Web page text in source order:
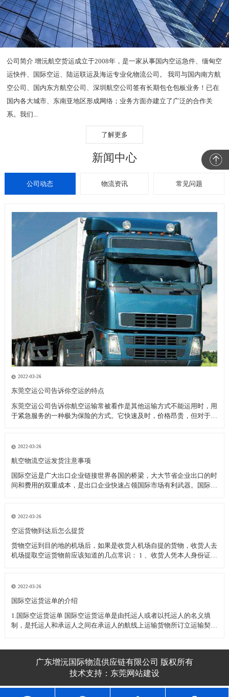
公司简介 增沅航空货运成立于2008年，是一家从事国内空运急件、缅甸空
运快件、国际空运、陆运联运及海运专业化物流公司。 我司与国内南方航
空公司、国内东方航空公司、深圳航空公司签有长期包仓包板业务！已在
国内各大城市、东南亚地区形成网络；业务方面亦建立了广泛的合作关
系。我们...
了解更多
新闻中心
公司动态 物流资讯 常见问题
2022-03-26
东莞空运公司告诉你空运的特点
东莞空运公司告诉你航空运输常被看作是其他运输方式不能运用时，用
于紧急服务的一种极为保险的方式。它快速及时，价格昂贵，但对于致
因为空中较少受自然
2022-03-26
航空物流空运发货注意事项
国际空运是广大出口企业链接世界各国的桥梁，大大节省企业出口的时
间和费用的双重成本，是出口企业快速占领国际市场有利武器。国际空
动植物检疫
2022-03-26
空运货物到达后怎么提货
货物空运到目的地的机场后，如果是收货人机场自提的货物，收货人去
机场提取空运货物前应该知道的几点常识： 1 、收货人凭本人身份证或
代为2022-03-26
​国际空运货运单的介绍
1.国际空运货运单 国际空运货运单是由托运人或者以托运人的名义填
制，是托运人和承运人之间在承运人的航线上运输货物所订立运输契约
广东增沅国际物流供应链有限公司 版权所有
技术支持： 东莞网站建设​